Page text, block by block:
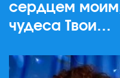
сердцем
чудеса Твои…